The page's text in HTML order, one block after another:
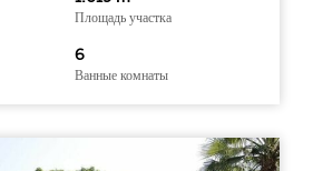
Площадь участка
6
Ванные комнаты